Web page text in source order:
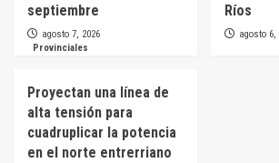
septiembre
agosto 7, 2026
Ríos
agosto 6,
Provinciales
Proyectan una línea de
alta tensión para
cuadruplicar la potencia
en el norte entrerriano